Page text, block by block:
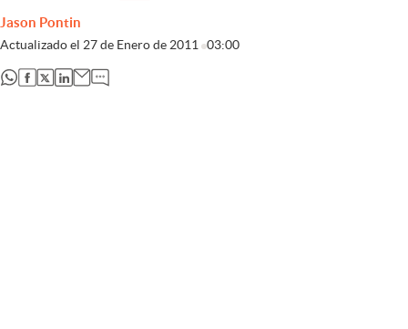
Jason Pontin
Actualizado el 27 de Enero de 2011 03:00
abre en nueva pestaña
abre en nueva pestaña
abre en nueva pestaña
abre en nueva pestaña